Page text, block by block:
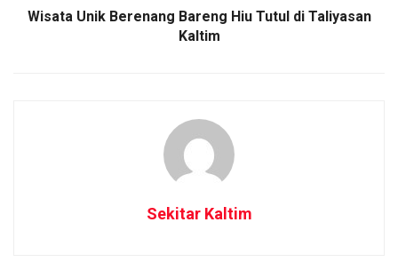
Wisata Unik Berenang Bareng Hiu Tutul di Taliyasan
Kaltim
Sekitar Kaltim